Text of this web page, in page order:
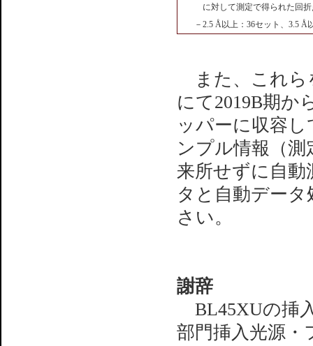
に対して測定で得られた回
－2.5 Å以上：36セット、3.5 Å
また、これら
にて2019B期か
ッパーに収容
ンプル情報（
来所せずに自動
タと自動デー
さい。
謝辞
BL45XUの挿
部門挿入光源・